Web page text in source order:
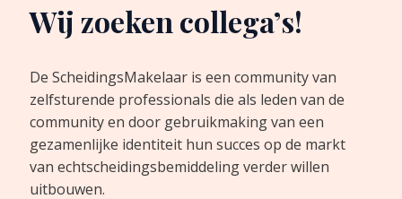
Wij zoeken collega’s!
De ScheidingsMakelaar is een community van
zelfsturende professionals die als leden van de
community en door gebruikmaking van een
gezamenlijke identiteit hun succes op de markt
van echtscheidingsbemiddeling verder willen
uitbouwen.